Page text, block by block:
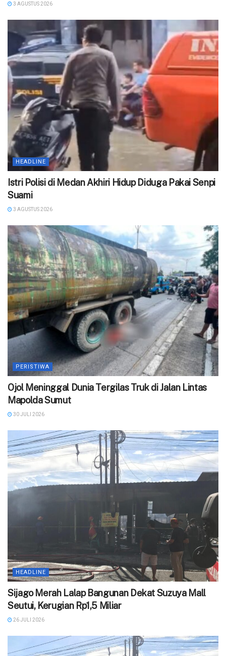
3 AGUSTUS 2026
HEADLINE
‎Istri Polisi di Medan Akhiri Hidup Diduga Pakai Senpi
Suami
3 AGUSTUS 2026
PERISTIWA
Ojol Meninggal Dunia Tergilas Truk di Jalan Lintas
Mapolda Sumut
30 JULI 2026
HEADLINE
Sijago Merah Lalap Bangunan Dekat Suzuya Mall
Seutui, Kerugian Rp1,5 Miliar
26 JULI 2026